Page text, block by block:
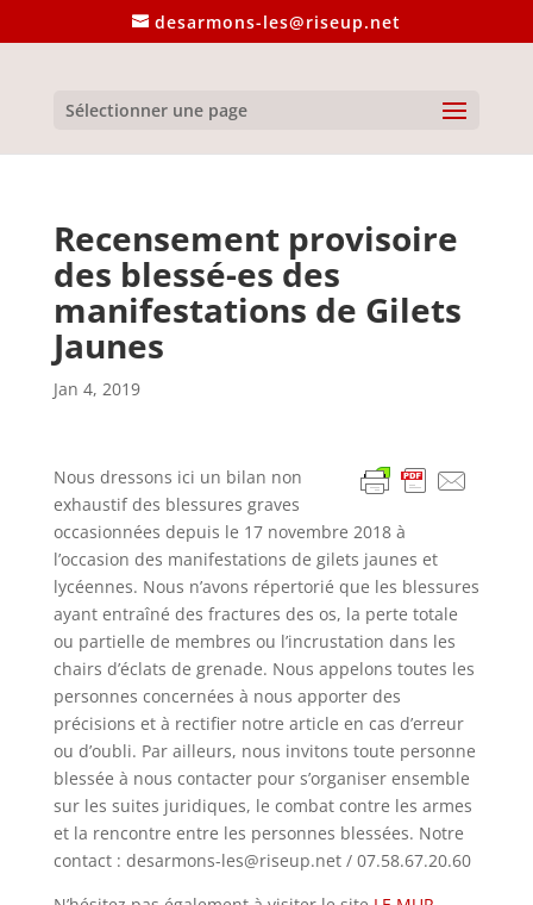
desarmons-les@riseup.net
Sélectionner une page
Recensement provisoire
des blessé-es des
manifestations de Gilets
Jaunes
Jan 4, 2019
Nous dressons ici un bilan non
exhaustif des blessures graves
occasionnées depuis le 17 novembre 2018 à
l’occasion des manifestations de gilets jaunes et
lycéennes. Nous n’avons répertorié que les blessures
ayant entraîné des fractures des os, la perte totale
ou partielle de membres ou l’incrustation dans les
chairs d’éclats de grenade. Nous appelons toutes les
personnes concernées à nous apporter des
précisions et à rectifier notre article en cas d’erreur
ou d’oubli. Par ailleurs, nous invitons toute personne
blessée à nous contacter pour s’organiser ensemble
sur les suites juridiques, le combat contre les armes
et la rencontre entre les personnes blessées. Notre
contact : desarmons-les@riseup.net / 07.58.67.20.60